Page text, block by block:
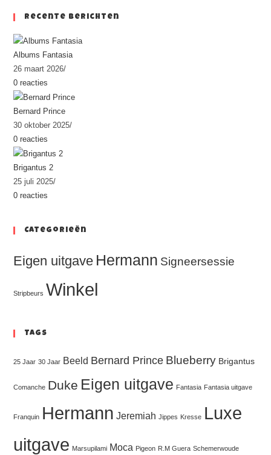
Recente Berichten
Albums Fantasia
26 maart 2026/
0 reacties
Bernard Prince
30 oktober 2025/
0 reacties
Brigantus 2
25 juli 2025/
0 reacties
Categorieën
Eigen uitgave Hermann Signeersessie
Stripbeurs Winkel
Tags
25 Jaar 30 Jaar Beeld Bernard Prince Blueberry Brigantus
Comanche Duke Eigen uitgave Fantasia Fantasia uitgave
Franquin Hermann Jeremiah Jippes Kresse Luxe
uitgave Marsupilami Moca Pigeon R.M Guera Schemerwoude